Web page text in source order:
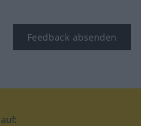
Feedback absenden